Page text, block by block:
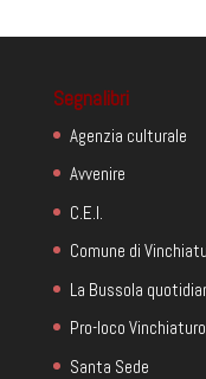
Segnalibri
Agenzia culturale
Avvenire
C.E.I.
Comune di
La Bussola
Pro-loco Vinchiaturo
Santa Sede